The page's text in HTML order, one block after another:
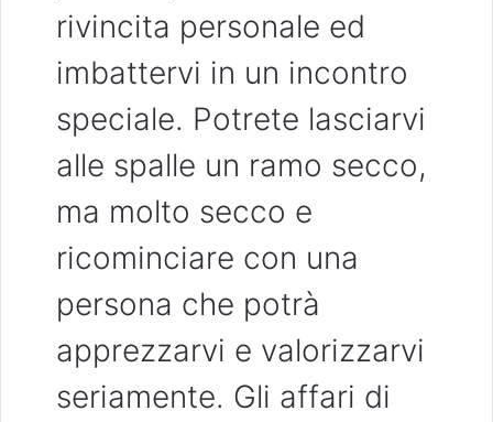
rivincita personale ed
imbattervi in un incontro
speciale. Potrete lasciarvi
alle spalle un ramo secco,
ma molto secco e
ricominciare con una
persona che potrà
apprezzarvi e valorizzarvi
seriamente. Gli affari di